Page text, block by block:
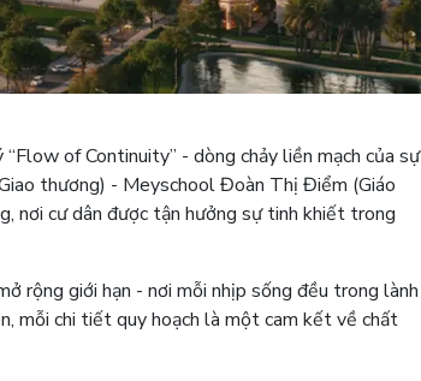
of Continuity” - dòng chảy liền mạch của sự
thương) - Meyschool Đoàn Thị Điểm (Giáo
nơi cư dân được tận hưởng sự tinh khiết trong
rộng giới hạn - nơi mỗi nhịp sống đều trong lành
mỗi chi tiết quy hoạch là một cam kết về chất